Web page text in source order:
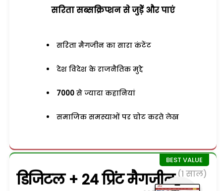
सरिता सब्सक्रिप्शन से जुड़ेें और पाएं
सरिता मैगजीन का सारा कंटेंट
देश विदेश के राजनैतिक मुद्दे
7000 से ज्यादा कहानियां
समाजिक समस्याओं पर चोट करते लेख
डिजिटल + 24 प्रिंट मैगजीन (1 साल)